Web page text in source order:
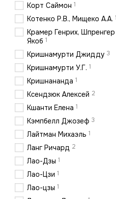
Корт Саймон 1
Котенко Р.В., Мищеко А.А. 1
Крамер Генрих, Шпренгер
Якоб 1
Кришнамурти Джидду 3
Кришнамурти У.Г. 1
Кришнананда 1
Ксендзюк Алексей 2
Кшанти Елена 1
Кэмпбелл Джозеф 3
Лайтман Михаэль 1
Ланг Ричард 2
Лао-Дзы 1
Лао-Цзи 1
Лао-цзы 1